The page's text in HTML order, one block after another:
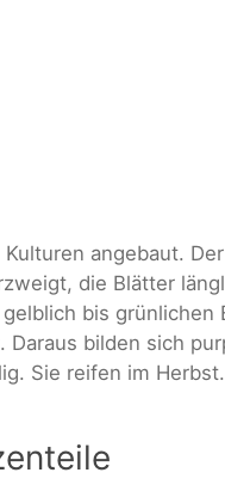
angebaut.
die Blätter
bis grünlichen
bilden sich
Sie reifen im Herbst.